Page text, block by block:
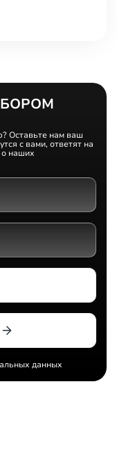
Оставьте нам ваш
с вами, ответят на
о наших
данных